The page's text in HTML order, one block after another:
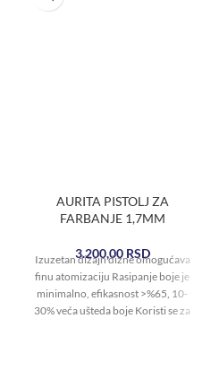
AURITA PISTOLJ ZA
FARBANJE 1,7MM
3.200,00 RSD
Izuzetan dizajn dizne omogućava
finu atomizaciju Rasipanje boje je
minimalno, efikasnost >%65, 10-
30% veća ušteda boje Koristi se za